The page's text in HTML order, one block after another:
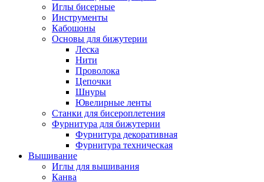
Иглы бисерные
Инструменты
Кабошоны
Основы для бижутерии
Леска
Нити
Проволока
Цепочки
Шнуры
Ювелирные ленты
Станки для бисероплетения
Фурнитура для бижутерии
Фурнитура декоративная
Фурнитура техническая
Вышивание
Иглы для вышивания
Канва